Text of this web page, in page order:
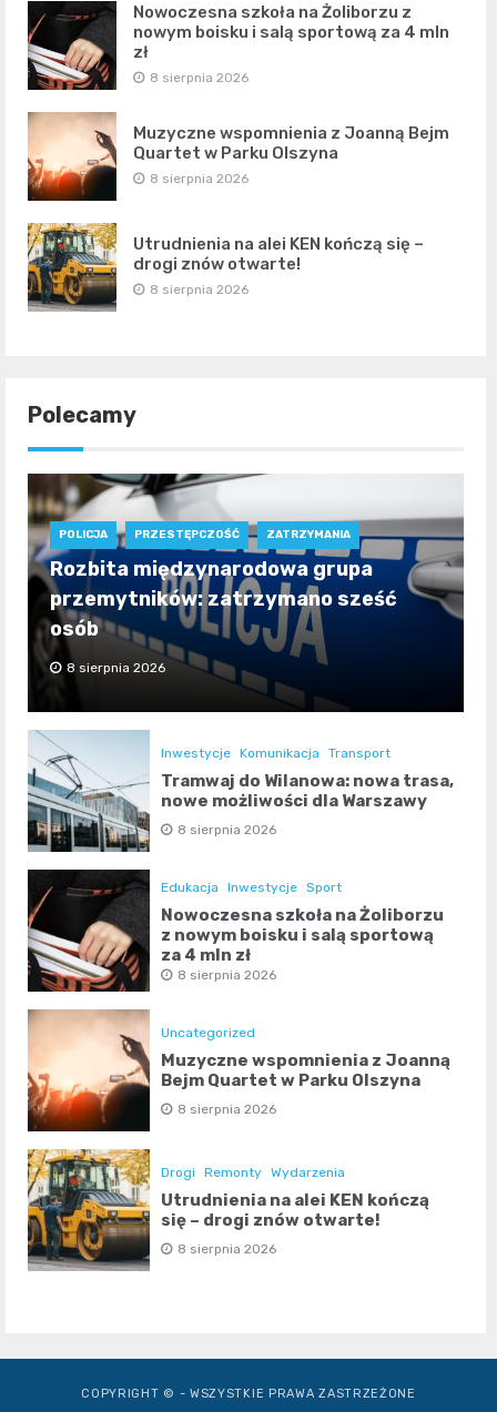
Nowoczesna szkoła na Żoliborzu z
nowym boisku i salą sportową za 4 mln
zł
8 sierpnia 2026
Muzyczne wspomnienia z Joanną Bejm
Quartet w Parku Olszyna
8 sierpnia 2026
Utrudnienia na alei KEN kończą się –
drogi znów otwarte!
8 sierpnia 2026
Polecamy
POLICJA PRZESTĘPCZOŚĆ ZATRZYMANIA
Rozbita międzynarodowa grupa
przemytników: zatrzymano sześć
osób
8 sierpnia 2026
Inwestycje Komunikacja Transport
Tramwaj do Wilanowa: nowa trasa,
nowe możliwości dla Warszawy
8 sierpnia 2026
Edukacja Inwestycje Sport
Nowoczesna szkoła na Żoliborzu
z nowym boisku i salą sportową
za 4 mln zł
8 sierpnia 2026
Uncategorized
Muzyczne wspomnienia z Joanną
Bejm Quartet w Parku Olszyna
8 sierpnia 2026
Drogi Remonty Wydarzenia
Utrudnienia na alei KEN kończą
się – drogi znów otwarte!
8 sierpnia 2026
COPYRIGHT © - WSZYSTKIE PRAWA ZASTRZEŻONE